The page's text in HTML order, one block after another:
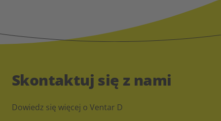
Skontaktuj się z nami
Dowiedz się więcej o Ventar D